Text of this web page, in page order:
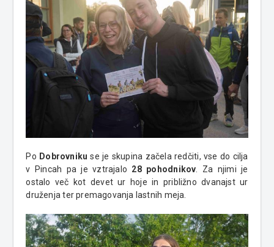
Po Dobrovniku se je skupina začela redčiti, vse do cilja
v Pincah pa je vztrajalo 28 pohodnikov . Za njimi je
ostalo več kot devet ur hoje in približno dvanajst ur
druženja ter premagovanja lastnih meja.